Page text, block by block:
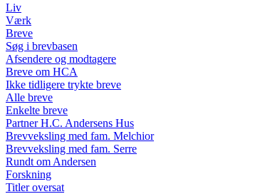
Liv
Værk
Breve
Søg i brevbasen
Afsendere og modtagere
Breve om HCA
Ikke tidligere trykte breve
Alle breve
Enkelte breve
Partner H.C. Andersens Hus
Brevveksling med fam. Melchior
Brevveksling med fam. Serre
Rundt om Andersen
Forskning
Titler oversat